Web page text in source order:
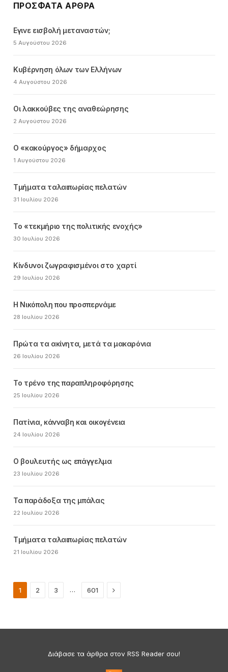
ΠΡΌΣΦΑΤΑ ΆΡΘΡΑ
Εγινε εισβολή μεταναστών;
5 Αυγούστου 2026
Κυβέρνηση όλων των Ελλήνων
4 Αυγούστου 2026
Οι λακκούβες της αναθεώρησης
2 Αυγούστου 2026
Ο «κακούργος» δήμαρχος
1 Αυγούστου 2026
Τμήματα ταλαιπωρίας πελατών
31 Ιουλίου 2026
Το «τεκμήριο της πολιτικής ενοχής»
30 Ιουλίου 2026
Κίνδυνοι ζωγραφισμένοι στο χαρτί
29 Ιουλίου 2026
Η Νικόπολη που προσπερνάμε
28 Ιουλίου 2026
Πρώτα τα ακίνητα, μετά τα μακαρόνια
26 Ιουλίου 2026
Το τρένο της παραπληροφόρησης
25 Ιουλίου 2026
Πατίνια, κάνναβη και οικογένεια
24 Ιουλίου 2026
Ο βουλευτής ως επάγγελμα
23 Ιουλίου 2026
Τα παράδοξα της μπάλας
22 Ιουλίου 2026
Τμήματα ταλαιπωρίας πελατών
21 Ιουλίου 2026
1 2 3 … 601 Next
Διάβασε τα άρθρα στον RSS Reader σου!